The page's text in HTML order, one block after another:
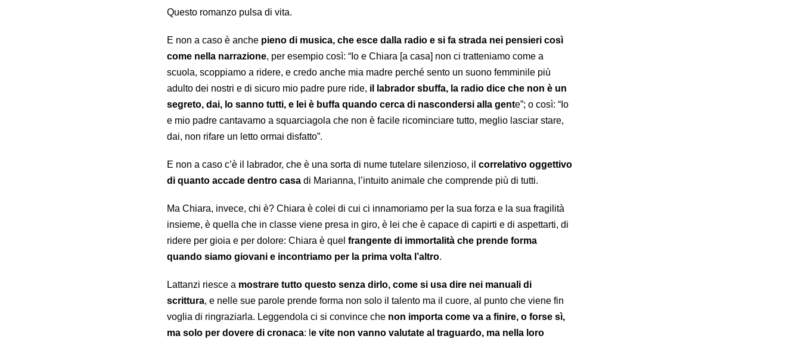
Questo romanzo pulsa di vita.
E non a caso è anche pieno di musica, che esce dalla radio e si fa strada nei pensieri così
come nella narrazione, per esempio così: “Io e Chiara [a casa] non ci tratteniamo come a
scuola, scoppiamo a ridere, e credo anche mia madre perché sento un suono femminile più
adulto dei nostri e di sicuro mio padre pure ride, il labrador sbuffa, la radio dice che non è un
segreto, dai, lo sanno tutti, e lei è buffa quando cerca di nascondersi alla gente”; o così: “Io
e mio padre cantavamo a squarciagola che non è facile ricominciare tutto, meglio lasciar stare,
dai, non rifare un letto ormai disfatto”.
E non a caso c’è il labrador, che è una sorta di nume tutelare silenzioso, il correlativo oggettivo
di quanto accade dentro casa di Marianna, l’intuito animale che comprende più di tutti.
Ma Chiara, invece, chi è? Chiara è colei di cui ci innamoriamo per la sua forza e la sua fragilità
insieme, è quella che in classe viene presa in giro, è lei che è capace di capirti e di aspettarti, di
ridere per gioia e per dolore: Chiara è quel frangente di immortalità che prende forma
quando siamo giovani e incontriamo per la prima volta l’altro.
Lattanzi riesce a mostrare tutto questo senza dirlo, come si usa dire nei manuali di
scrittura, e nelle sue parole prende forma non solo il talento ma il cuore, al punto che viene fin
voglia di ringraziarla. Leggendola ci si convince che non importa come va a finire, o forse sì,
ma solo per dovere di cronaca: l e vite non vanno valutate al traguardo, ma nella loro